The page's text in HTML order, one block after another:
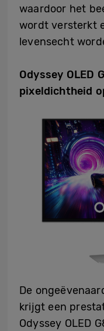
waardoor het
wordt versterkt
levensecht
Odyssey OLED
pixeldichtheid
De
krijgt een
Odyssey OLED